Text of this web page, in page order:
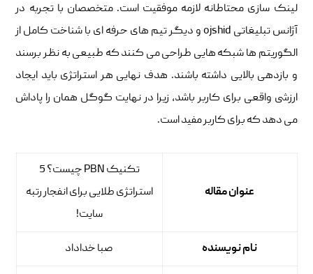
لینک سازی محتاطانه لازمه موفقیت است. متخصصان با تجربه در
آژانس تبلیغاتی ojshid و دیگر تیم های حرفه ای با شناخت کامل از
الگوریتم ها شبکه هایی طراحی می کنند که طبیعی به نظر برسند
و بازدهی بالایی داشته باشند. هدف نهایی هر استراتژی باید ایجاد
ارزشی واقعی برای کاربر باشد، زیرا در نهایت گوگل همان را پاداش
می دهد که برای کاربر مفید است.
عنوان مقاله
تکنیک PBN چیست؟ 5
استراتژی طلایی برای انفجار رتبه
سایت!
نام نویسنده صبا خداداد